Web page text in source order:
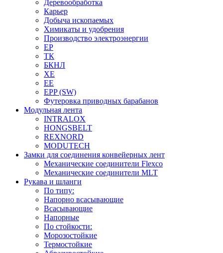
Деревообработка
Карьер
Добыча ископаемых
Химикаты и удобрения
Производство электроэнергии
EP
ТК
БКНЛ
XE
EE
EPP (SW)
Футеровка приводных барабанов
Модульная лента
INTRALOX
HONGSBELT
REXNORD
MODUTECH
Замки для соединения конвейерных лент
Механические соединители Flexco
Механические соединители MLT
Рукава и шланги
По типу:
Напорно всасывающие
Всасывающие
Напорные
По стойкости:
Морозостойкие
Термостойкие